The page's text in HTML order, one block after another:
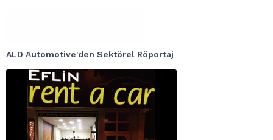
ALD Automotive'den Sektörel Röportaj